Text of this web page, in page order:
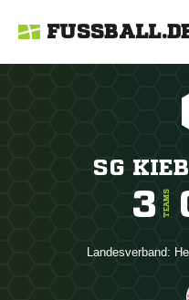
SG
3 TEAMS
Landesverband: